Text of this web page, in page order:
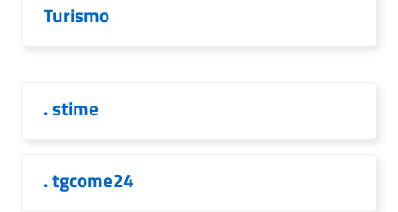
Turismo
. stime
. tgcome24